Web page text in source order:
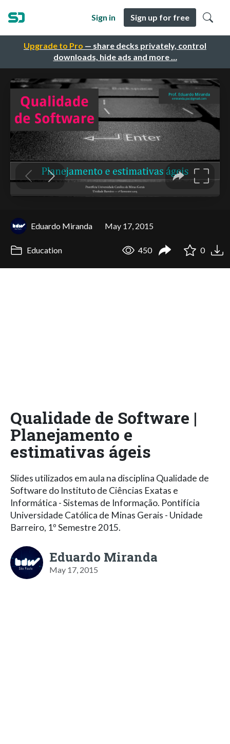
Upgrade to Pro — share decks privately, control
downloads, hide ads and more …
Sign in Sign up for free
Eduardo Miranda May 17, 2015
Education 450 0
Qualidade de Software |
Planejamento e
estimativas ágeis
Slides utilizados em aula na disciplina Qualidade de
Software do Instituto de Ciências Exatas e
Informática - Sistemas de Informação. Pontifícia
Universidade Católica de Minas Gerais - Unidade
Barreiro, 1º Semestre 2015.
Eduardo Miranda
May 17, 2015